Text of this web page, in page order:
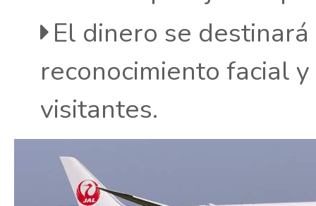
El dinero se
reconocimiento facial
visitantes.